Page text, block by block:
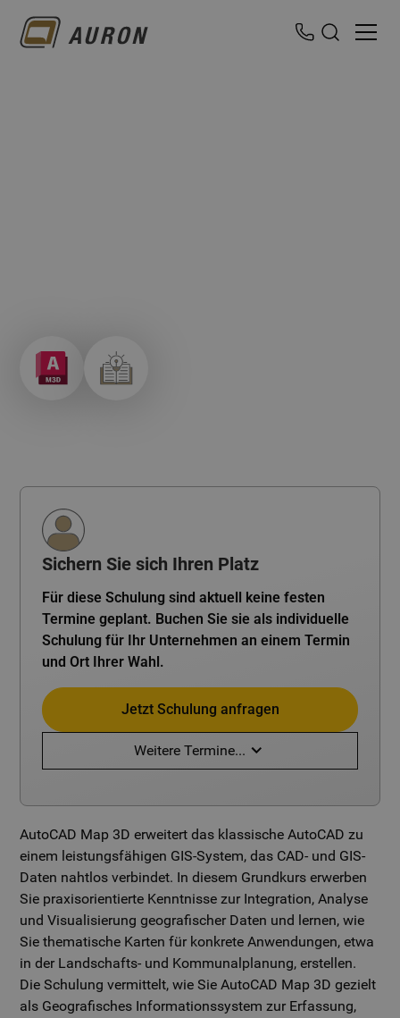
Sichern Sie sich Ihren Platz
Für diese Schulung sind aktuell keine festen
Termine geplant. Buchen Sie sie als individuelle
Schulung für Ihr Unternehmen an einem Termin
und Ort Ihrer Wahl.
Jetzt Schulung anfragen
Weitere Termine...
AutoCAD Map 3D erweitert das klassische AutoCAD zu
einem leistungsfähigen GIS-System, das CAD- und GIS-
Daten nahtlos verbindet. In diesem Grundkurs erwerben
Sie praxisorientierte Kenntnisse zur Integration, Analyse
und Visualisierung geografischer Daten und lernen, wie
Sie thematische Karten für konkrete Anwendungen, etwa
in der Landschafts- und Kommunalplanung, erstellen.
Die Schulung vermittelt, wie Sie AutoCAD Map 3D gezielt
als Geografisches Informationssystem zur Erfassung,